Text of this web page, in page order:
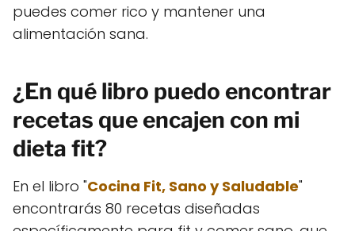
puedes comer rico y mantener una
alimentación sana.
¿En qué libro puedo encontrar
recetas que encajen con mi
dieta fit?
En el libro "Cocina Fit, Sano y Saludable"
encontrarás 80 recetas diseñadas